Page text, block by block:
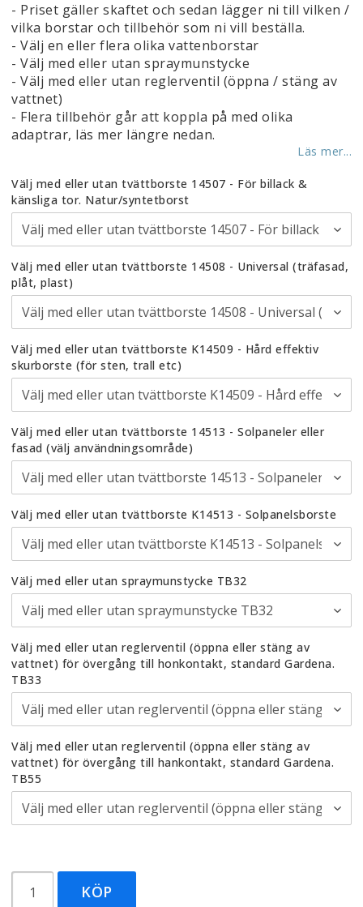
- Priset gäller skaftet och sedan lägger ni till vilken /
vilka borstar och tillbehör som ni vill beställa.
- Välj en eller flera olika vattenborstar
- Välj med eller utan spraymunstycke
- Välj med eller utan reglerventil (öppna / stäng av
vattnet)
- Flera tillbehör går att koppla på med olika
adaptrar, läs mer längre nedan.
Läs mer...
Välj med eller utan tvättborste 14507 - För billack &
känsliga tor. Natur/syntetborst
Välj med eller utan tvättborste 14508 - Universal (träfasad,
plåt, plast)
Välj med eller utan tvättborste K14509 - Hård effektiv
skurborste (för sten, trall etc)
Välj med eller utan tvättborste 14513 - Solpaneler eller
fasad (välj användningsområde)
Välj med eller utan tvättborste K14513 - Solpanelsborste
Välj med eller utan spraymunstycke TB32
Välj med eller utan reglerventil (öppna eller stäng av
vattnet) för övergång till honkontakt, standard Gardena.
TB33
Välj med eller utan reglerventil (öppna eller stäng av
vattnet) för övergång till hankontakt, standard Gardena.
TB55
KÖP